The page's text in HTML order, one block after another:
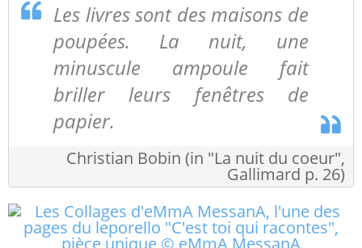
Les livres sont des maisons de
poupées. La nuit, une
minuscule ampoule fait
briller leurs fenêtres de
papier.
Christian Bobin (in "La nuit du coeur",
Gallimard p. 26)